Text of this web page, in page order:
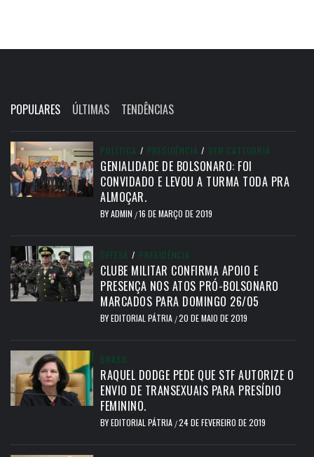
POPULARES ÚLTIMAS TENDÊNCIAS
POLÍTICA / PRESIDÊNCIA / SEM CATEGORIA
GENIALIDADE DE BOLSONARO: FOI
CONVIDADO E LEVOU A TURMA TODA PRA
ALMOÇAR.
BYADMIN /16 DE MARÇO DE 2019
DEFESA / PRESIDÊNCIA
CLUBE MILITAR CONFIRMA APOIO E
PRESENÇA NOS ATOS PRÓ-BOLSONARO
MARCADOS PARA DOMINGO 26/05
BYEDITORIAL PÁTRIA /20 DE MAIO DE 2019
BRASIL
RAQUEL DODGE PEDE QUE STF AUTORIZE O
ENVIO DE TRANSEXUAIS PARA PRESÍDIO
FEMININO.
BYEDITORIAL PÁTRIA /24 DE FEVEREIRO DE 2019